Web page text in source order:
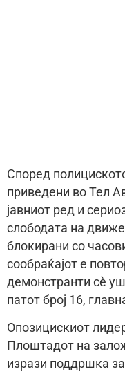
Според
приведени во Тел
јавниот ред и
слободата на
блокирани со
сообраќајот е
демонстранти сè
патот број 16,
Опозицискиот
Плоштадот на
изрази поддршка